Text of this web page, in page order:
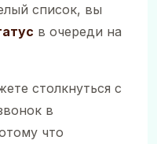
список, вы
в очереди на
столкнуться с
в
что